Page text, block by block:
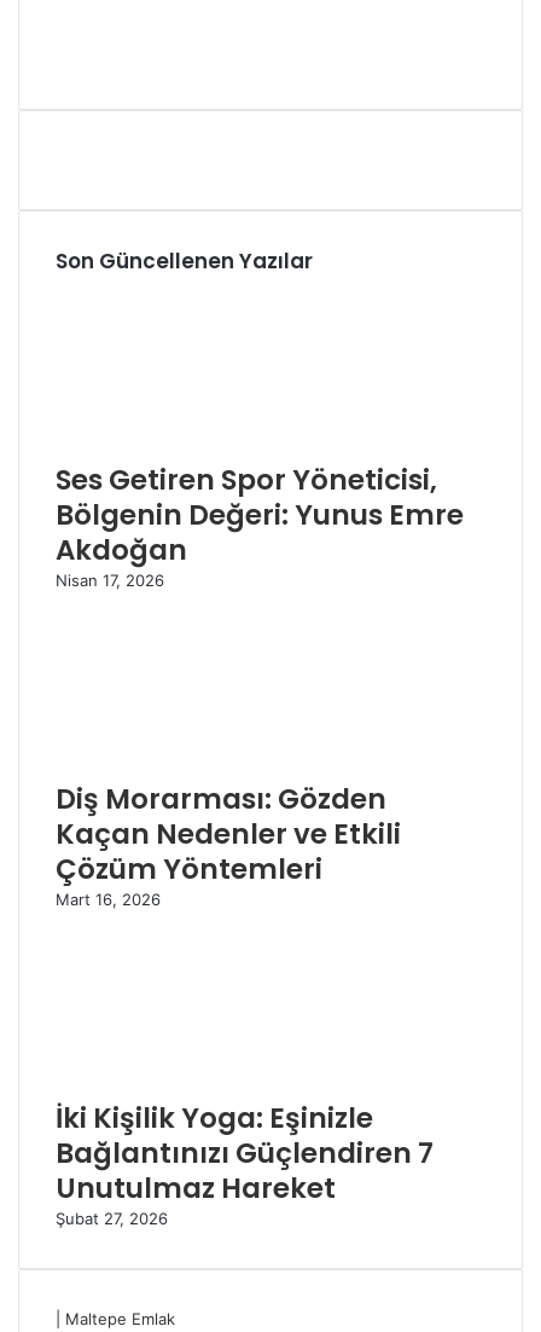
Son Güncellenen Yazılar
Ses Getiren Spor Yöneticisi,
Bölgenin Değeri: Yunus Emre
Akdoğan
Nisan 17, 2026
Diş Morarması: Gözden
Kaçan Nedenler ve Etkili
Çözüm Yöntemleri
Mart 16, 2026
İki Kişilik Yoga: Eşinizle
Bağlantınızı Güçlendiren 7
Unutulmaz Hareket
Şubat 27, 2026
Maltepe Emlak